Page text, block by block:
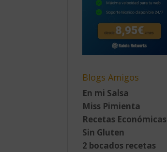
Blogs Amigos
En mi Salsa
Miss Pimienta
Recetas Económicas
Sin Gluten
2 bocados recetas